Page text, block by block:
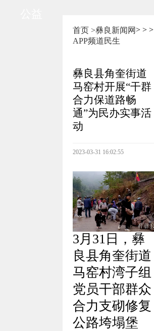
首页 >彝良新闻网>
APP频道
>
民生
>
彝良县角奎街道
马窑村开展“干群
合力保道路畅
通”为民办实事活
动
2023-03-31 16:02:55
3月31日，彝
良县角奎街道
马窑村湾子组
党员干部群众
合力支砌修复
公路垮塌堡